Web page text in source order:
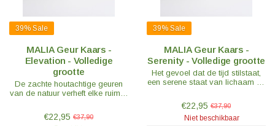
39% Sale
MALIA Geur Kaars -
Elevation - Volledige
grootte
De zachte houtachtige geuren
van de natuur verheft elke ruimte.
helderheid van de geest op,
verheft en verleidt alle zintuigen.
€22,95 €37,90
39% Sale
MALIA Geur Kaars -
Serenity - Volledige grootte
Het gevoel dat de tijd stilstaat,
een serene staat van lichaam en
gecombineerd met de zachtheid
van de puurste geuren van de
natuur.
€22,95 €37,90
Niet beschikbaar